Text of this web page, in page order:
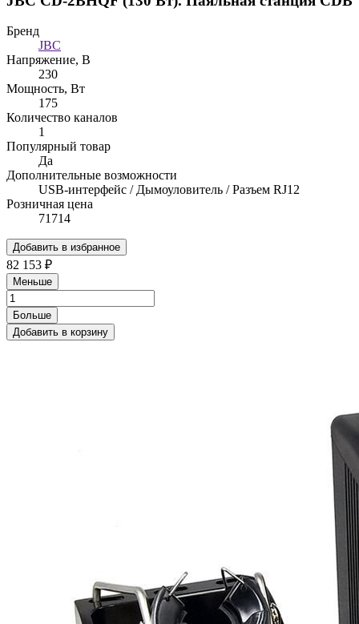
Бренд
JBC
Напряжение, В
230
Мощность, Вт
175
Количество каналов
1
Популярный товар
Да
Дополнительные возможности
USB-интерфейс / Дымоуловитель / Разъем RJ12
Розничная цена
71714
Добавить в избранное
82 153 ₽
Меньше
Больше
Добавить в корзину